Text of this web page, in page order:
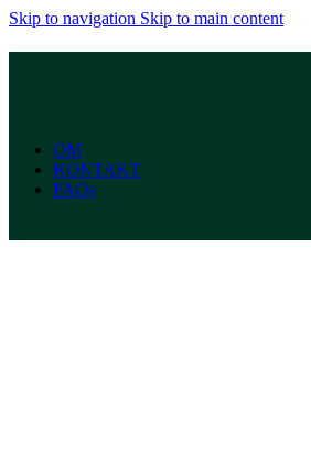
Skip to navigation Skip to main content
OM
KONTAKT
FAQs